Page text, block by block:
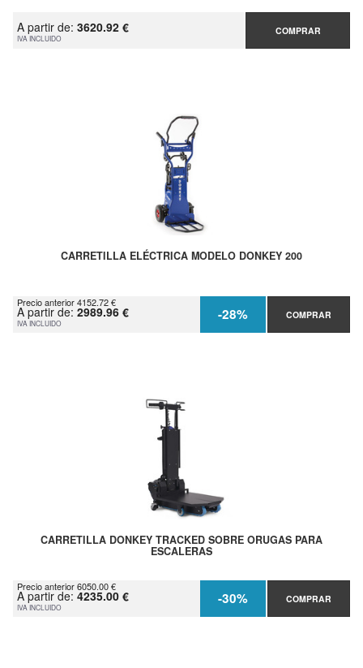
A partir de: 3620.92 €
IVA INCLUIDO
COMPRAR
CARRETILLA ELÉCTRICA MODELO DONKEY 200
Precio anterior 4152.72 €
A partir de: 2989.96 €
IVA INCLUIDO -28% COMPRAR
CARRETILLA DONKEY TRACKED SOBRE ORUGAS PARA
ESCALERAS
Precio anterior 6050.00 €
A partir de: 4235.00 €
IVA INCLUIDO -30% COMPRAR